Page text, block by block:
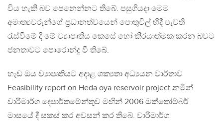
විය හැකි බව පෙනෙන්නට තිබේ. පසුගියදා මෙම
අමාත්‍යවරුන්ගේ ප‍්‍රධානත්වයෙන් පොතුවිල් හිදී පැවති
රැස්වීමේ දී මේ ව්‍යාපෘතිය කෙසේ හෝ කි‍්‍රයාත්මක කරන බවට
ජනතාවට පොරොන්දු වී තිබේ.
හැඩ ඔය ව්‍යාපෘතියට අදාළ ශක්‍යතා අධ්‍යයන වාර්තාව
Feasibility report on Heda oya reservoir project නමින්
වාරිමාර්ග දෙපාර්තමේන්තුව මඟින් 2006 ඔක්තෝම්බර්
මාසයේ දී සකස් කර අවසන් කර තිබේ. වාරිමාර්ග